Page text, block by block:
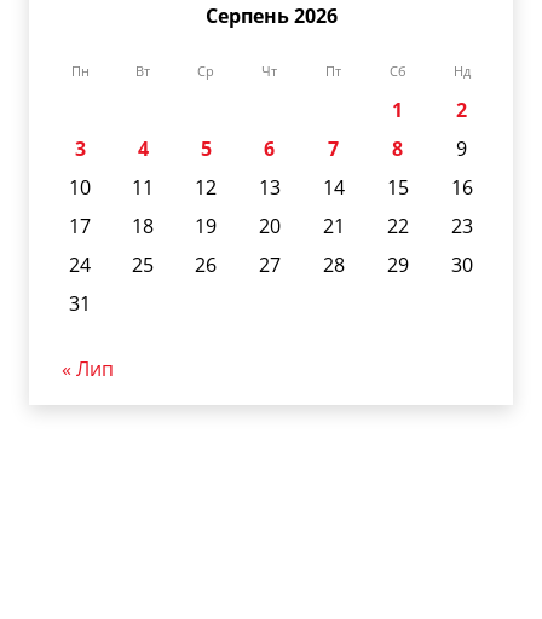
Серпень 2026
Пн Вт Ср Чт Пт Сб Нд
1
2
3
4 5 6 7 8
9
10
11 12 13 14 15
16
17
18 19 20 21 22
23
24
25 26 27 28 29
30
31
« Лип